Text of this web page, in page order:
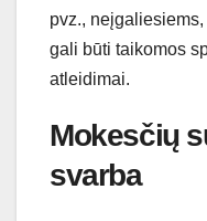
pvz.,
gali būti taikomos
atleidimai.
Mokesčių
svarba